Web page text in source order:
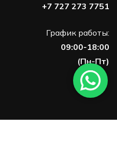
+7 727 273 7751
График работы:
09:00-18:00
(Пн-Пт)